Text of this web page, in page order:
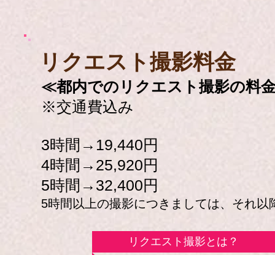
​リクエスト撮影料金
≪都内でのリクエスト撮影の料
※交通費込み
3時間→19,440円
4時間→25,920円
5時間→32,400円
5時間以上の撮影につきましては、それ
リクエスト撮影とは？